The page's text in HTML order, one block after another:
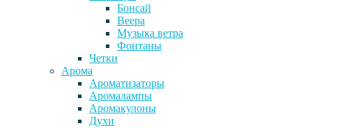
Бонсай
Веера
Музыка ветра
Фонтаны
Четки
Арома
Ароматизаторы
Аромалампы
Аромакулоны
Духи